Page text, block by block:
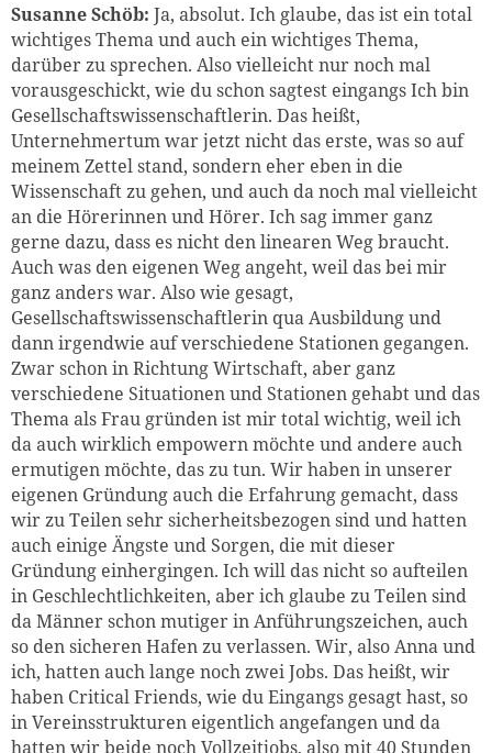
Susanne Schöb: Ja, absolut. Ich glaube, das ist ein total
wichtiges Thema und auch ein wichtiges Thema,
darüber zu sprechen. Also vielleicht nur noch mal
vorausgeschickt, wie du schon sagtest eingangs Ich bin
Gesellschaftswissenschaftlerin. Das heißt,
Unternehmertum war jetzt nicht das erste, was so auf
meinem Zettel stand, sondern eher eben in die
Wissenschaft zu gehen, und auch da noch mal vielleicht
an die Hörerinnen und Hörer. Ich sag immer ganz
gerne dazu, dass es nicht den linearen Weg braucht.
Auch was den eigenen Weg angeht, weil das bei mir
ganz anders war. Also wie gesagt,
Gesellschaftswissenschaftlerin qua Ausbildung und
dann irgendwie auf verschiedene Stationen gegangen.
Zwar schon in Richtung Wirtschaft, aber ganz
verschiedene Situationen und Stationen gehabt und das
Thema als Frau gründen ist mir total wichtig, weil ich
da auch wirklich empowern möchte und andere auch
ermutigen möchte, das zu tun. Wir haben in unserer
eigenen Gründung auch die Erfahrung gemacht, dass
wir zu Teilen sehr sicherheitsbezogen sind und hatten
auch einige Ängste und Sorgen, die mit dieser
Gründung einhergingen. Ich will das nicht so aufteilen
in Geschlechtlichkeiten, aber ich glaube zu Teilen sind
da Männer schon mutiger in Anführungszeichen, auch
so den sicheren Hafen zu verlassen. Wir, also Anna und
ich, hatten auch lange noch zwei Jobs. Das heißt, wir
haben Critical Friends, wie du Eingangs gesagt hast, so
in Vereinsstrukturen eigentlich angefangen und da
hatten wir beide noch Vollzeitjobs, also mit 40 Stunden